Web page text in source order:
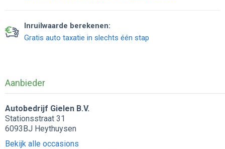
Inruilwaarde berekenen:
Gratis auto taxatie in slechts één stap
Aanbieder
Autobedrijf Gielen B.V.
Stationsstraat 31
6093BJ Heythuysen
Bekijk alle occasions